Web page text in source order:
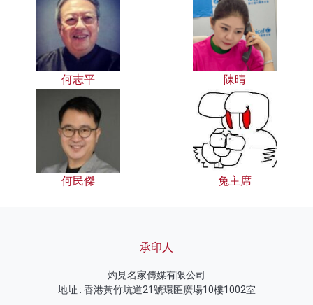
何志平 陳晴
何民傑 兔主席
承印人
灼見名家傳媒有限公司
地址 : 香港黃竹坑道21號環匯廣場10樓1002室